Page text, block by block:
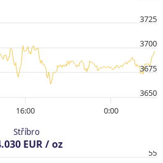
16:00 0:00
3650
3675
3700
3725
Stříbro
EUR / oz
55